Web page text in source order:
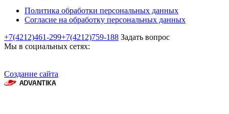
Политика обработки персональных данных
Согласие на обработку персональных данных
+7(4212)461-299+7(4212)759-188 Задать вопрос
Мы в социальных сетях:
Создание сайта